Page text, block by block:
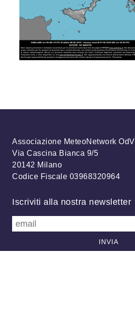
Associazione MeteoNetwork OdV
Via Cascina Bianca 9/5
20142 Milano
Codice Fiscale 03968320964
Iscriviti alla nostra newsletter